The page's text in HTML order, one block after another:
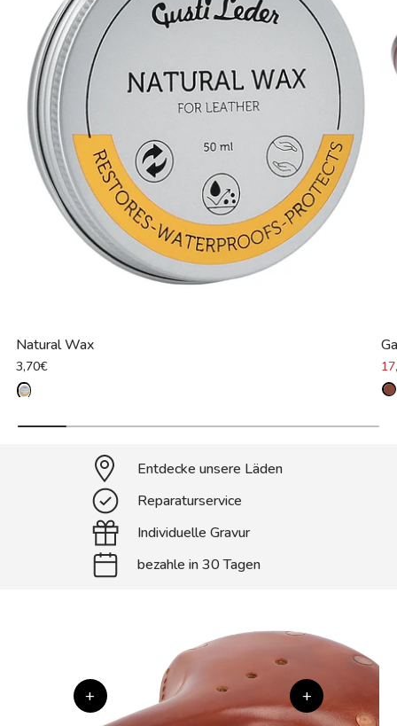
Natural Wax
3,70€
Entdecke unsere Läden
Reparaturservice
Individuelle Gravur
bezahle in 30 Tagen
+ +